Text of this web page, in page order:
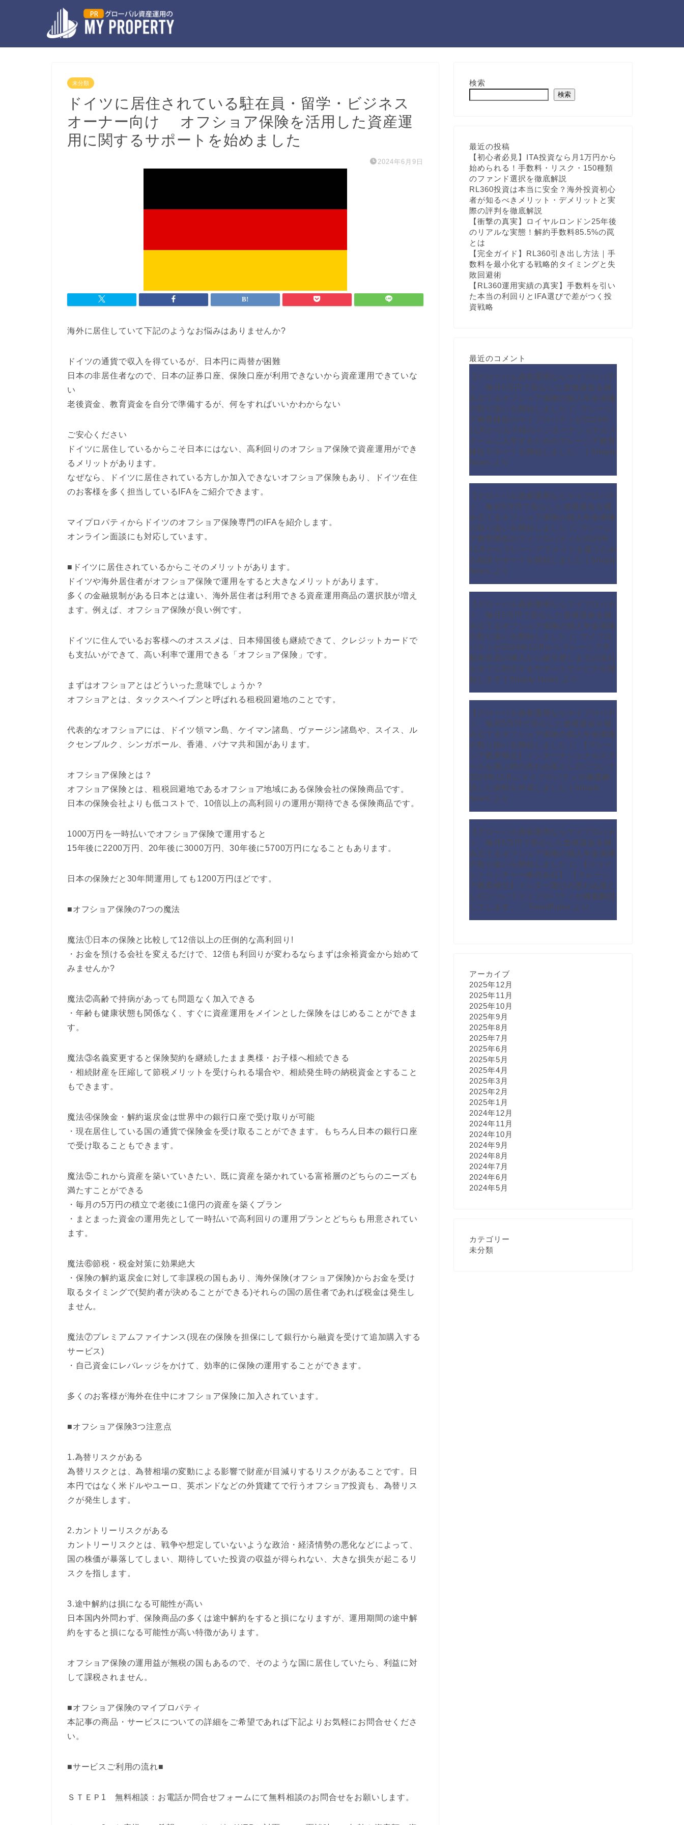
未分類
ドイツに居住されている駐在員・留学・ビジネス
オーナー向け オフショア保険を活用した資産運
用に関するサポートを始めました
2024年6月9日
海外に居住していて下記のようなお悩みはありませんか?
ドイツの通貨で収入を得ているが、日本円に両替が困難
日本の非居住者なので、日本の証券口座、保険口座が利用できないから資産運用できていな
い
老後資金、教育資金を自分で準備するが、何をすればいいかわからない
ご安心ください
ドイツに居住しているからこそ日本にはない、高利回りのオフショア保険で資産運用ができ
るメリットがあります。
なぜなら、ドイツに居住されている方しか加入できないオフショア保険もあり、ドイツ在住
のお客様を多く担当しているIFAをご紹介できます。
マイプロパティからドイツのオフショア保険専門のIFAを紹介します。
オンライン面談にも対応しています。
■ドイツに居住されているからこそのメリットがあります。
ドイツや海外居住者がオフショア保険で運用をすると大きなメリットがあります。
多くの金融規制がある日本とは違い、海外居住者は利用できる資産運用商品の選択肢が増え
ます。例えば、オフショア保険が良い例です。
ドイツに住んでいるお客様へのオススメは、日本帰国後も継続できて、クレジットカードで
も支払いができて、高い利率で運用できる「オフショア保険」です。
まずはオフショアとはどういった意味でしょうか？
オフショアとは、タックスヘイブンと呼ばれる租税回避地のことです。
代表的なオフショアには、ドイツ領マン島、ケイマン諸島、ヴァージン諸島や、スイス、ル
クセンブルク、シンガポール、香港、パナマ共和国があります。
オフショア保険とは？
オフショア保険とは、租税回避地であるオフショア地域にある保険会社の保険商品です。
日本の保険会社よりも低コストで、10倍以上の高利回りの運用が期待できる保険商品です。
1000万円を一時払いでオフショア保険で運用すると
15年後に2200万円、20年後に3000万円、30年後に5700万円になることもあります。
日本の保険だと30年間運用しても1200万円ほどです。
■オフショア保険の7つの魔法
魔法①日本の保険と比較して12倍以上の圧倒的な高利回り!
・お金を預ける会社を変えるだけで、12倍も利回りが変わるならまずは余裕資金から始めて
みませんか?
魔法②高齢で持病があっても問題なく加入できる
・年齢も健康状態も関係なく、すぐに資産運用をメインとした保険をはじめることができま
す。
魔法③名義変更すると保険契約を継続したまま奥様・お子様へ相続できる
・相続財産を圧縮して節税メリットを受けられる場合や、相続発生時の納税資金とすること
もできます。
魔法④保険金・解約返戻金は世界中の銀行口座で受け取りが可能
・現在居住している国の通貨で保険金を受け取ることができます。もちろん日本の銀行口座
で受け取ることもできます。
魔法⑤これから資産を築いていきたい、既に資産を築かれている富裕層のどちらのニーズも
満たすことができる
・毎月の5万円の積立で老後に1億円の資産を築くプラン
・まとまった資金の運用先として一時払いで高利回りの運用プランとどちらも用意されてい
ます。
魔法⑥節税・税金対策に効果絶大
・保険の解約返戻金に対して非課税の国もあり、海外保険(オフショア保険)からお金を受け
取るタイミングで(契約者が決めることができる)それらの国の居住者であれば税金は発生し
ません。
魔法⑦プレミアムファイナンス(現在の保険を担保にして銀行から融資を受けて追加購入する
サービス)
・自己資金にレバレッジをかけて、効率的に保険の運用することができます。
多くのお客様が海外在住中にオフショア保険に加入されています。
■オフショア保険3つ注意点
1.為替リスクがある
為替リスクとは、為替相場の変動による影響で財産が目減りするリスクがあることです。日
本円ではなく米ドルやユーロ、英ポンドなどの外貨建てで行うオフショア投資も、為替リス
クが発生します。
2.カントリーリスクがある
カントリーリスクとは、戦争や想定していないような政治・経済情勢の悪化などによって、
国の株価が暴落してしまい、期待していた投資の収益が得られない、大きな損失が起こるリ
スクを指します。
3.途中解約は損になる可能性が高い
日本国内外問わず、保険商品の多くは途中解約をすると損になりますが、運用期間の途中解
約をすると損になる可能性が高い特徴があります。
オフショア保険の運用益が無税の国もあるので、そのような国に居住していたら、利益に対
して課税されません。
■オフショア保険のマイプロパティ
本記事の商品・サービスについての詳細をご希望であれば下記よりお気軽にお問合せくださ
い。
■サービスご利用の流れ■
ＳＴＥＰ1 無料相談：お電話か問合せフォームにて無料相談のお問合せをお願いします。
検索
検索
最近の投稿
【初心者必見】ITA投資なら月1万円から
始められる！手数料・リスク・150種類
のファンド選択を徹底解説
RL360投資は本当に安全？海外投資初心
者が知るべきメリット・デメリットと実
際の評判を徹底解説
【衝撃の真実】ロイヤルロンドン25年後
のリアルな実態！解約手数料85.5%の罠
とは
【完全ガイド】RL360引き出し方法｜手
数料を最小化する戦略的タイミングと失
敗回避術
【RL360運用実績の真実】手数料を引い
た本当の利回りとIFA選びで差がつく投
資戦略
最近のコメント
【グローバル資産運用ならマイプロパテ
ィ 毎月5万円で安心した老後資金を積
み立てるオフショア保険の個人年金保険
の取り扱いを開始しました に マレーシ
ア教育移住のマイプロパティが2024年
11月からお子様のインターナショナルス
クールに入学するためのマレーシア教育
移住サポートを開始しました。 | Shoply
News より
【グローバル資産運用ならマイプロパテ
ィ 毎月5万円で安心した老後資金を積
み立てるオフショア保険の個人年金保険
の取り扱いを開始しました に マレーシ
ア教育移住のマイプロパティが2024年
11月からマレーシアでメイドを雇うため
の相談サポートを開始しました | Shoply
News より
【グローバル資産運用ならマイプロパテ
ィ 毎月5万円で安心した老後資金を積
み立てるオフショア保険の個人年金保険
の取り扱いを開始しました に マイプロ
パティが2024年12月からマレーシア不
動産投資の購入から鍵引渡しまでの流れ
を全てに対応するサポートサービスを開
始します | Shoply News より
【グローバル資産運用ならマイプロパテ
ィ 毎月5万円で安心した老後資金を積
み立てるオフショア保険の個人年金保険
の取り扱いを開始しました に
【マレー
シア教育移住】インターナショナルスク
ールを選ぶ時の思わぬ落とし穴について
2024年11月にマイプロパティが徹底解
説した資料を作成しました | Shoply
News より
【グローバル資産運用ならマイプロパテ
ィ 毎月5万円で安心した老後資金を積
み立てるオフショア保険の個人年金保険
の取り扱いを開始しました に
【ジョイ
ントベンチャー株式会社】 【マレーシ
ア教育移住】インター選びの思わぬ落と
し穴についてマイプロパティが徹底解説
してします。 – TrendPulse より
アーカイブ
2025年12月
2025年11月
2025年10月
2025年9月
2025年8月
2025年7月
2025年6月
2025年5月
2025年4月
2025年3月
2025年2月
2025年1月
2024年12月
2024年11月
2024年10月
2024年9月
2024年8月
2024年7月
2024年6月
2024年5月
カテゴリー
未分類